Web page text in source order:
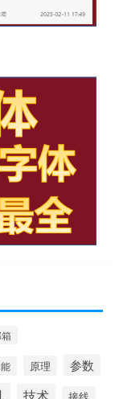
原理 参数
技术 接线